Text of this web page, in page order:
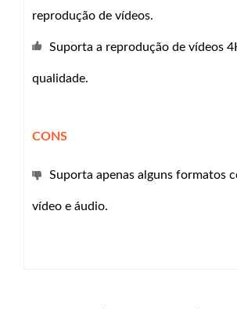
reprodução de vídeos.
Suporta a reprodução de vídeos
qualidade.
CONS
Suporta apenas alguns formatos
vídeo e áudio.